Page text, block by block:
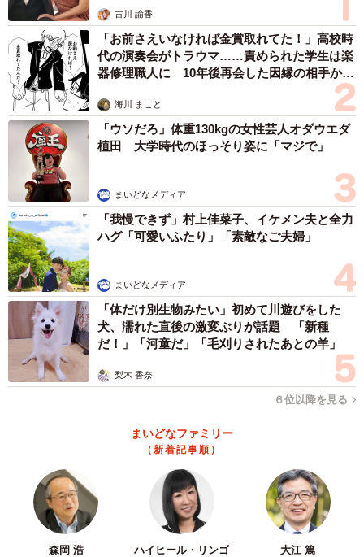
古川 諭香
「お前さえいなければ金賞取れてた！」高校時
代の演奏会がトラウマ……責められた学生は楽
器修理職人に 10年後再会した因縁の相手から
海川 まこと
「ウソだろ」体重130kgの女性芸人オダウエダ
植田 大学時代のほっそり姿に「マジで」
まいどなメディア
「我慢できず」村上佳菜子、イケメン夫と全力
ハグ「可愛いふたり」「素敵なご夫婦」
まいどなメディア
「体だけ別生物みたい」初めて川遊びをした
犬、濡れた直後の激変ぶりが話題 「新種
だ！」「河童だ」「毛刈りされたあとの羊」
梨木 香奈
６位以降を見る
まいどなファミリー
（新着記事順）
森岡 浩 ハイヒール・リンゴ 大江 篤